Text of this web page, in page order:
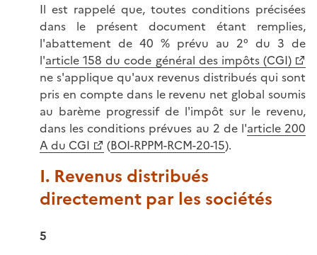
Il est rappelé que, toutes conditions précisées
dans le présent document étant remplies,
l'abattement de 40 % prévu au 2° du 3 de
l'article 158 du code général des impôts (CGI)
ne s'applique qu'aux revenus distribués qui sont
pris en compte dans le revenu net global soumis
au barème progressif de l'impôt sur le revenu,
dans les conditions prévues au 2 de l'article 200
A du CGI
(BOI-RPPM-RCM-20-15).
I. Revenus distribués
directement par les sociétés
5